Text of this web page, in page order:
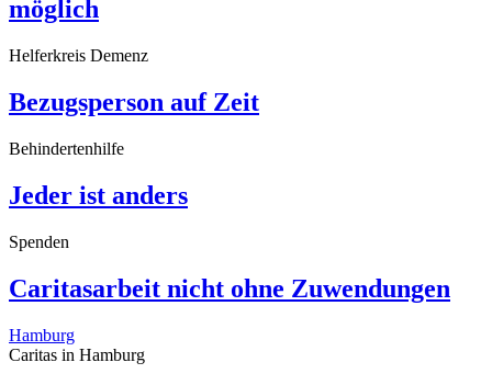
möglich
Helferkreis Demenz
Bezugsperson auf Zeit
Behindertenhilfe
Jeder ist anders
Spenden
Caritasarbeit nicht ohne Zuwendungen
Hamburg
Caritas in Hamburg